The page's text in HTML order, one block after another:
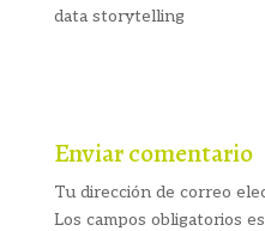
data storytelling
Enviar comentario
Tu dirección de correo
Los campos obligatorios